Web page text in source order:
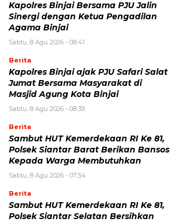
Kapolres Binjai Bersama PJU Jalin
Sinergi dengan Ketua Pengadilan
Agama Binjai
Sabtu, 8 Agu 2026 - 08:41
Berita
Kapolres Binjai ajak PJU Safari Salat
Jumat Bersama Masyarakat di
Masjid Agung Kota Binjai
Sabtu, 8 Agu 2026 - 08:39
Berita
Sambut HUT Kemerdekaan RI Ke 81,
Polsek Siantar Barat Berikan Bansos
Kepada Warga Membutuhkan
Sabtu, 8 Agu 2026 - 07:54
Berita
Sambut HUT Kemerdekaan RI Ke 81,
Polsek Siantar Selatan Bersihkan